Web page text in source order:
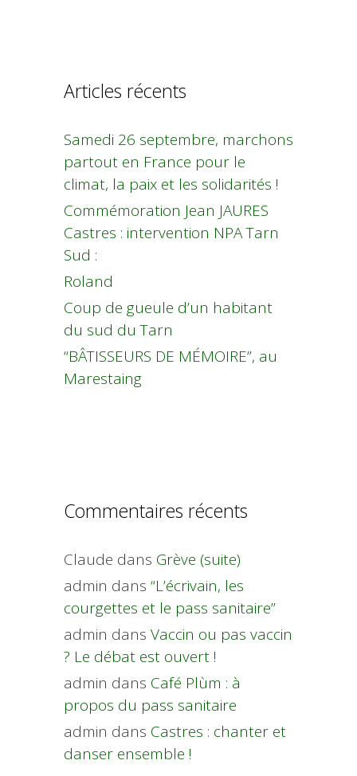
Articles récents
Samedi 26 septembre, marchons
partout en France pour le
climat, la paix et les solidarités !
Commémoration Jean JAURES
Castres : intervention NPA Tarn
Sud :
Roland
Coup de gueule d’un habitant
du sud du Tarn
“BÂTISSEURS DE MÉMOIRE”, au
Marestaing
Commentaires récents
Claude dans Grève (suite)
admin dans “L’écrivain, les
courgettes et le pass sanitaire”
admin dans Vaccin ou pas vaccin
? Le débat est ouvert !
admin dans Café Plùm : à
propos du pass sanitaire
admin dans Castres : chanter et
danser ensemble !